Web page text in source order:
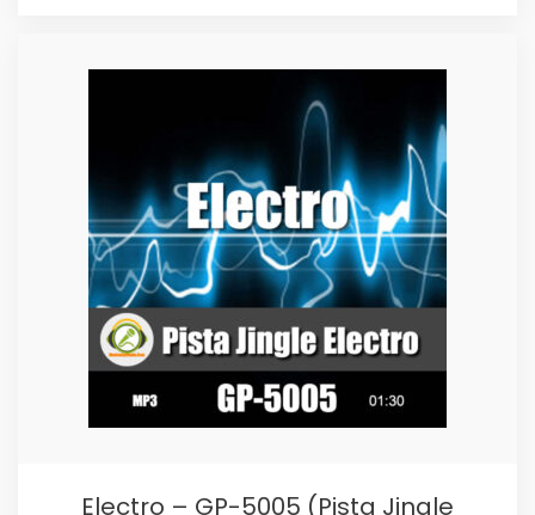
$25,00.$15,00.
Electro – GP-5005 (Pista Jingle